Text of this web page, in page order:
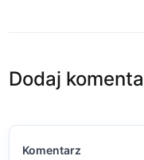
Dodaj
Komentarz